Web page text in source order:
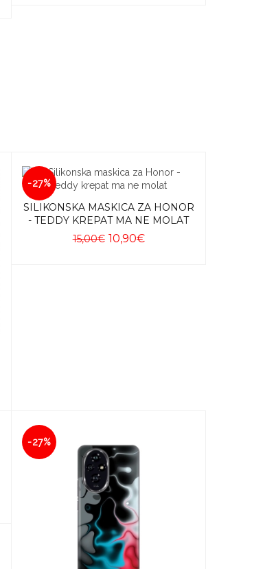
-27%
SILIKONSKA MASKICA ZA HONOR
- TEDDY KREPAT MA NE MOLAT
15,00€ 10,90€
-27%